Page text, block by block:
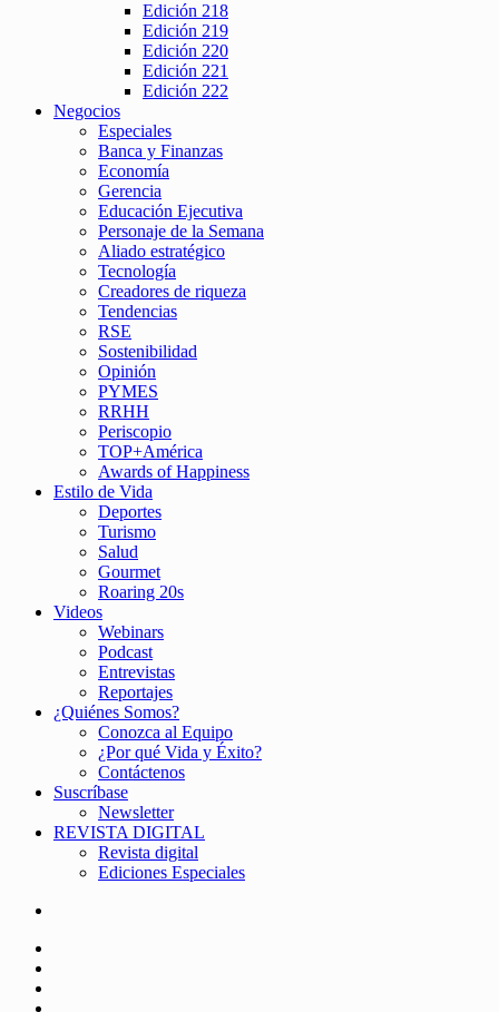
Edición 218
Edición 219
Edición 220
Edición 221
Edición 222
Negocios
Especiales
Banca y Finanzas
Economía
Gerencia
Educación Ejecutiva
Personaje de la Semana
Aliado estratégico
Tecnología
Creadores de riqueza
Tendencias
RSE
Sostenibilidad
Opinión
PYMES
RRHH
Periscopio
TOP+América
Awards of Happiness
Estilo de Vida
Deportes
Turismo
Salud
Gourmet
Roaring 20s
Videos
Webinars
Podcast
Entrevistas
Reportajes
¿Quiénes Somos?
Conozca al Equipo
¿Por qué Vida y Éxito?
Contáctenos
Suscríbase
Newsletter
REVISTA DIGITAL
Revista digital
Ediciones Especiales